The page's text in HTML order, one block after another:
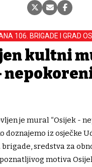
106. BRIGADE I GRAD
kultni
je mural “Osijek -
doznajemo iz osječke
brigade, sredstva za
motiva